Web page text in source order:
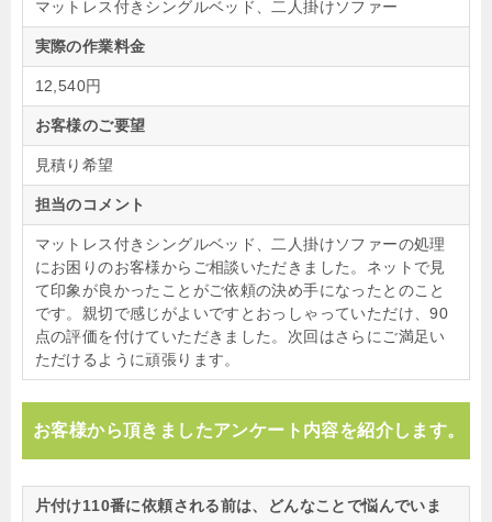
マットレス付きシングルベッド、二人掛けソファー
実際の作業料金
12,540円
お客様のご要望
見積り希望
担当のコメント
マットレス付きシングルベッド、二人掛けソファーの処理
にお困りのお客様からご相談いただきました。ネットで見
て印象が良かったことがご依頼の決め手になったとのこと
です。親切で感じがよいですとおっしゃっていただけ、90
点の評価を付けていただきました。次回はさらにご満足い
ただけるように頑張ります。
お客様から頂きましたアンケート内容を紹介します。
片付け110番に依頼される前は、どんなことで悩んでいま